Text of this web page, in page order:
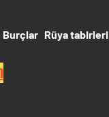
Burçlar Rüya tabirleri